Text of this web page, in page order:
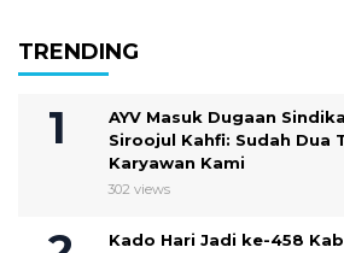
TRENDING
AYV Masuk Dugaan
Siroojul Kahfi: Sudah Dua
Karyawan Kami
302 views
Kado Hari Jadi ke-458